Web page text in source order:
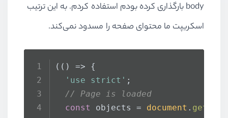
bodyبارگذاری کرده بودم استفاده کردم. به این ترتیب
اسکریپت ما محتوای صفحه را مسدود نمی‌کند.
( () => {
'use strict' ;
// Page is loaded
const
objects = document .